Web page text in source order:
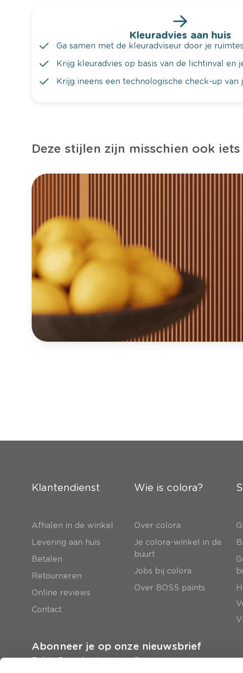
Kleuradvies aan huis
Ga samen met de kleuradviseur door je
Krijg kleuradvies op basis van de lichtinval en
Krijg ineens een technologische check-up van
Deze stijlen zijn misschien ook
Klantendienst
Afhalen in de winkel
Levering aan huis
Betalen
Retourneren
Online reviews
Contact
Wie is colora?
Over colora
Je colora-winkel in de
buurt
Jobs bij colora
Over BOSS paints
Abonneer je op onze nieuwsbrief
En krijg 5 euro korting in je mailbox